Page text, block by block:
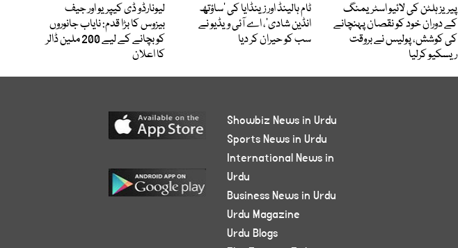
پیریز ہلٹن کی لائیو اسٹریمنگ
کے دوران خود کو نقصان پہنچانے
کی کوشش، پولیس نے بروقت
ریسکیو کرلیا
ٹام ہالینڈ اور زینڈایا کی ’ساؤتھ
انڈین شادی‘، اے آئی ویڈیو نے
سب کو حیران کر دیا
لیونارڈو ڈی کیپریو اور جیف
بیزوس کا بڑا قدم: نایاب جانوروں
کو بچانے کے لیے 200 ملین ڈالر
کا اعلان
Showbiz News in Urdu
Sports News in Urdu
International News in
Urdu
Business News in Urdu
Urdu Magazine
Urdu Blogs